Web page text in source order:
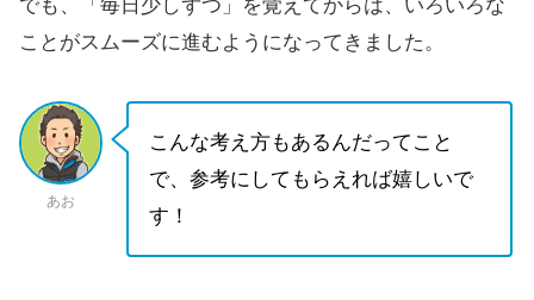
でも、「毎日少しずつ」を覚えてからは、いろいろな
ことがスムーズに進むようになってきました。
あお
こんな考え方もあるんだってこと
で、参考にしてもらえれば嬉しいで
す！